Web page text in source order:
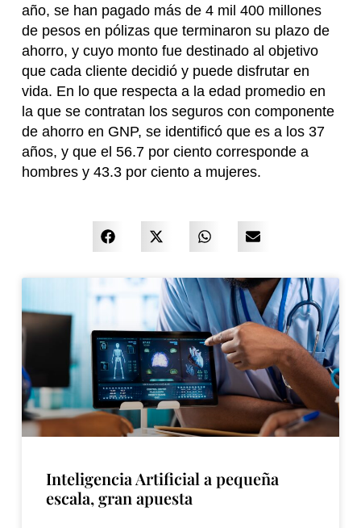
año, se han pagado más de 4 mil 400 millones
de pesos en pólizas que terminaron su plazo de
ahorro, y cuyo monto fue destinado al objetivo
que cada cliente decidió y puede disfrutar en
vida. En lo que respecta a la edad promedio en
la que se contratan los seguros con componente
de ahorro en GNP, se identificó que es a los 37
años, y que el 56.7 por ciento corresponde a
hombres y 43.3 por ciento a mujeres.
Inteligencia Artificial a pequeña
escala, gran apuesta